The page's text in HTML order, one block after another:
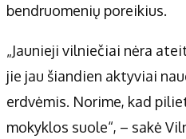
bendruomenių poreikius.
„Jaunieji vilniečiai nėra
jie jau šiandien aktyviai
erdvėmis. Norime, kad
mokyklos suole“, – sakė